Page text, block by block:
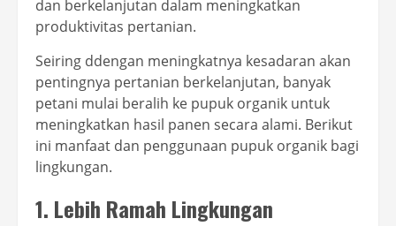
dan berkelanjutan dalam meningkatkan
produktivitas pertanian.
Seiring ddengan meningkatnya kesadaran akan
pentingnya pertanian berkelanjutan, banyak
petani mulai beralih ke pupuk organik untuk
meningkatkan hasil panen secara alami. Berikut
ini manfaat dan penggunaan pupuk organik bagi
lingkungan.
1. Lebih Ramah Lingkungan